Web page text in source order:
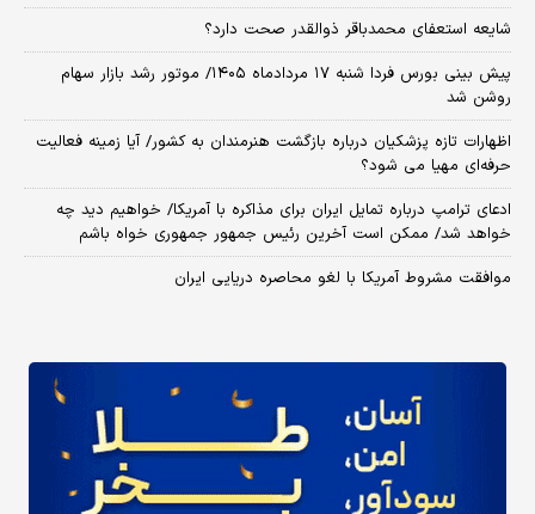
شایعه استعفای محمدباقر ذوالقدر صحت دارد؟
پیش بینی بورس فردا شنبه ۱۷ مردادماه ۱۴۰۵/ موتور رشد بازار سهام
روشن شد
اظهارات تازه پزشکیان درباره بازگشت هنرمندان به کشور/ آیا زمینه فعالیت
حرفه‌ای مهیا می شود؟
ادعای ترامپ درباره تمایل ایران برای مذاکره با آمریکا/ خواهیم دید چه
خواهد شد/ ممکن است آخرین رئیس‌ جمهور جمهوری خواه باشم
موافقت مشروط آمریکا با لغو محاصره دریایی ایران